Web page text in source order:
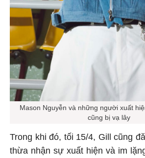
Mason Nguyễn và những người xuất
cũng bị vạ lây
Trong khi đó, tối 15/4, Gill cũng
thừa nhận sự xuất hiện và im